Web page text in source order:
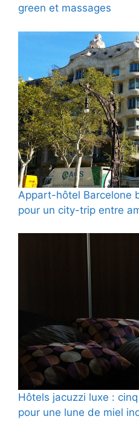
green et massages
Appart-hôtel Barcelone
pour un city-trip entre
Hôtels jacuzzi luxe :
pour une lune de miel